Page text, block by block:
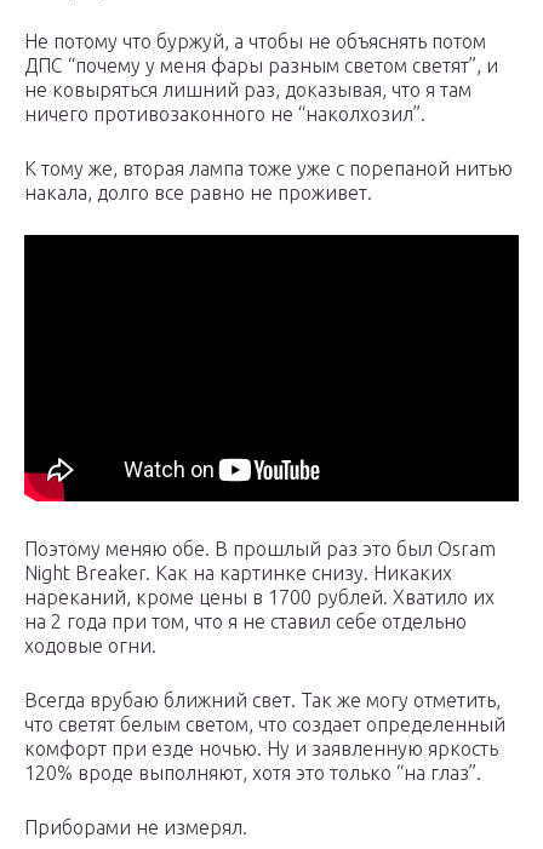
Не потому что буржуй, а чтобы не объяснять потом
ДПС “почему у меня фары разным светом светят”, и
не ковыряться лишний раз, доказывая, что я там
ничего противозаконного не “наколхозил”.
К тому же, вторая лампа тоже уже с порепаной нитью
накала, долго все равно не проживет.
Поэтому меняю обе. В прошлый раз это был Osram
Night Breaker. Как на картинке снизу. Никаких
нареканий, кроме цены в 1700 рублей. Хватило их
на 2 года при том, что я не ставил себе отдельно
ходовые огни.
Всегда врубаю ближний свет. Так же могу отметить,
что светят белым светом, что создает определенный
комфорт при езде ночью. Ну и заявленную яркость
120% вроде выполняют, хотя это только “на глаз”.
Приборами не измерял.